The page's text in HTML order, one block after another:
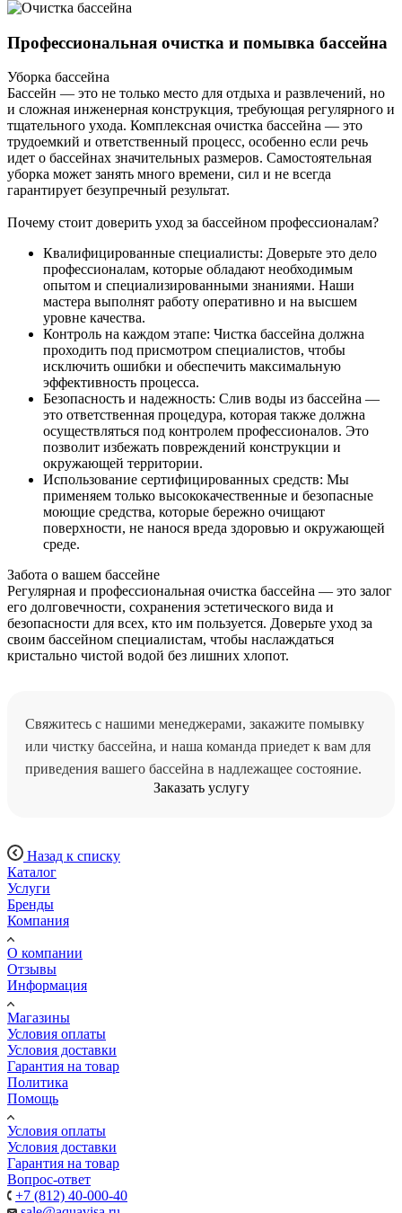
Профессиональная очистка и помывка бассейна
Уборка бассейна
Бассейн — это не только место для отдыха и развлечений, но
и сложная инженерная конструкция, требующая регулярного и
тщательного ухода. Комплексная очистка бассейна — это
трудоемкий и ответственный процесс, особенно если речь
идет о бассейнах значительных размеров. Самостоятельная
уборка может занять много времени, сил и не всегда
гарантирует безупречный результат.
Почему стоит доверить уход за бассейном профессионалам?
Квалифицированные специалисты: Доверьте это дело
профессионалам, которые обладают необходимым
опытом и специализированными знаниями. Наши
мастера выполнят работу оперативно и на высшем
уровне качества.
Контроль на каждом этапе: Чистка бассейна должна
проходить под присмотром специалистов, чтобы
исключить ошибки и обеспечить максимальную
эффективность процесса.
Безопасность и надежность: Слив воды из бассейна —
это ответственная процедура, которая также должна
осуществляться под контролем профессионалов. Это
позволит избежать повреждений конструкции и
окружающей территории.
Использование сертифицированных средств: Мы
применяем только высококачественные и безопасные
моющие средства, которые бережно очищают
поверхности, не нанося вреда здоровью и окружающей
среде.
Забота о вашем бассейне
Регулярная и профессиональная очистка бассейна — это залог
его долговечности, сохранения эстетического вида и
безопасности для всех, кто им пользуется. Доверьте уход за
своим бассейном специалистам, чтобы наслаждаться
кристально чистой водой без лишних хлопот.
Свяжитесь с нашими менеджерами, закажите помывку
или чистку бассейна, и наша команда приедет к вам для
приведения вашего бассейна в надлежащее состояние.
Заказать услугу
Назад к списку
Каталог
Услуги
Бренды
Компания
О компании
Отзывы
Информация
Магазины
Условия оплаты
Условия доставки
Гарантия на товар
Политика
Помощь
Условия оплаты
Условия доставки
Гарантия на товар
Вопрос-ответ
+7 (812) 40-000-40